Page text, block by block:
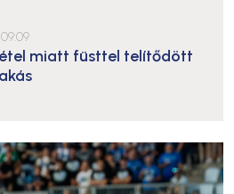
miatt füsttel telítődött